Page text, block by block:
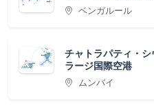
ベンガルール
チャトラパティ・
ラージ国際空港
ムンバイ